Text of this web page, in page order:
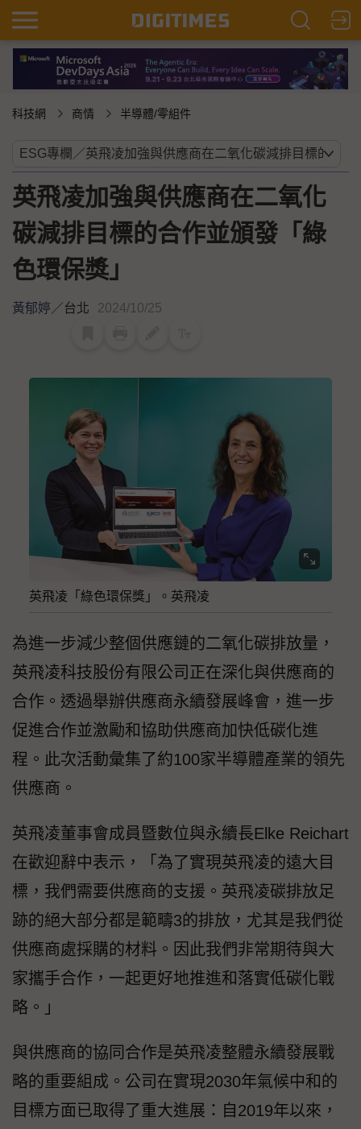
科技網 商情 半導體/零組件
英飛凌加強與供應商在二氧化
碳減排目標的合作並頒發「綠
色環保獎」
黃郁婷／台北 2024/10/25
英飛凌「綠色環保獎」。英飛凌
為進一步減少整個供應鏈的二氧化碳排放量，
英飛凌科技股份有限公司正在深化與供應商的
合作。透過舉辦供應商永續發展峰會，進一步
促進合作並激勵和協助供應商加快低碳化進
程。此次活動彙集了約100家半導體產業的領先
供應商。
英飛凌董事會成員暨數位與永續長Elke Reichart
在歡迎辭中表示，「為了實現英飛凌的遠大目
標，我們需要供應商的支援。英飛凌碳排放足
跡的絕大部分都是範疇3的排放，尤其是我們從
供應商處採購的材料。因此我們非常期待與大
家攜手合作，一起更好地推進和落實低碳化戰
略。」
與供應商的協同合作是英飛凌整體永續發展戰
略的重要組成。公司在實現2030年氣候中和的
目標方面已取得了重大進展：自2019年以來，